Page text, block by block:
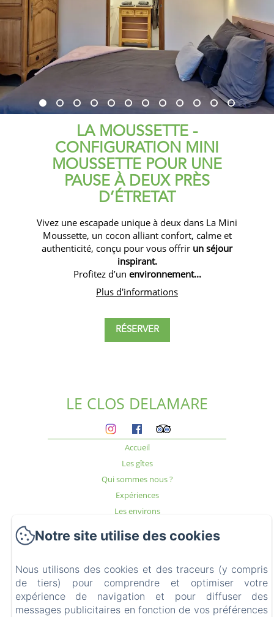
LA MOUSSETTE -
CONFIGURATION MINI
MOUSSETTE POUR UNE
PAUSE À DEUX PRÈS
D’ÉTRETAT
Vivez une escapade unique à deux dans La Mini
Moussette, un cocon alliant confort, calme et
authenticité, conçu pour vous offrir un séjour
inspirant.
Profitez d’un environnement...
Plus d'informations
RÉSERVER
LE CLOS DELAMARE
Accueil
Les gîtes
Qui sommes nous ?
Expériences
Les environs
Blog
Mentions légales
Notre site utilise des cookies
Nous utilisons des cookies et des traceurs (y compris
de tiers) pour comprendre et optimiser votre
expérience de navigation et pour diffuser des
messages publicitaires en fonction de vos préférences